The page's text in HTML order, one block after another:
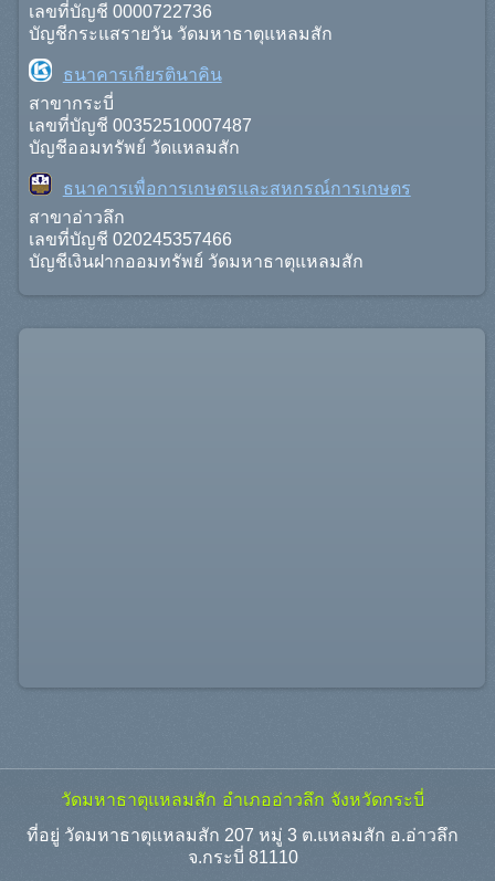
เลขที่บัญชี 0000722736
บัญชีกระแสรายวัน วัดมหาธาตุแหลมสัก
ธนาคารเกียรตินาคิน
สาขากระบี่
เลขที่บัญชี 00352510007487
บัญชีออมทรัพย์ วัดแหลมสัก
ธนาคารเพื่อการเกษตรและสหกรณ์การเกษตร
สาขาอ่าวลึก
เลขที่บัญชี 020245357466
บัญชีเงินฝากออมทรัพย์ วัดมหาธาตุแหลมสัก
วัดมหาธาตุแหลมสัก อำเภออ่าวลึก จังหวัดกระบี่
ที่อยู่ วัดมหาธาตุแหลมสัก 207 หมู่ 3 ต.แหลมสัก อ.อ่าวลึก
จ.กระบี่ 81110